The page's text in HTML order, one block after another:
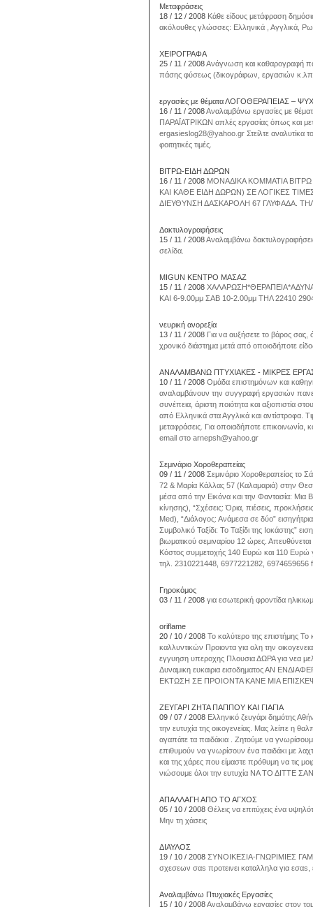
Μεταφράσεις
18 / 12 / 2008 Κάθε είδους μετάφραση
ακόλουθες γλώσσες: Ελληνικά , Αγγλικά,
ΧΕΙΡΟΓΡΑΦΑ
25 / 11 / 2008Ανάγνωση και καθαρογραφή
πάσης φύσεως (δικογράφων, εργασιών
εργασίες με θέματα ΛΟΓΟΘΕΡΑΠΕΙΑΣ –
16 / 11 / 2008Αναλαμβάνω εργασίες με
ΠΑΡΑΪΑΤΡΙΚΩΝ απλές εργασίας όπως και
ergasieslog28@yahoo.gr Στείλτε αναλυτίκα
φοιτητικές τιμές.
ΒΙΤΡΩ-ΕΙΔΗ ΔΩΡΩΝ
16 / 11 / 2008 ΜΟΝΑΔΙΚΑ ΚΟΜΜΑΤΙΑ
ΚΑΙ ΚΑΘΕ ΕΙΔΗ ΔΩΡΩΝ) ΣΕ ΛΟΓΙΚΕΣ
ΔΙΕΥΘΥΝΣΗ ΔΑΣΚΑΡΟΛΗ 67 ΓΛΥΦΑΔΑ.
Δακτυλογραφήσεις
15 / 11 / 2008Αναλαμβάνω
σελίδα.
MIGUN ΚΕΝΤΡΟ ΜΑΣΑΖ
15 / 11 / 2008
ΚΑΙ 6-9.00μμ ΣΑΒ 10-2.00μμ ΤΗΛ 22410
νευρική ανορεξία
13 / 11 / 2008 Για να αυξήσετε το βάρος σας,
χρονικό διάστημα μετά από οποιοδήποτε
ΑΝΑΛΑΜΒΑΝΩ ΠΤΥΧΙΑΚΕΣ - ΜΙΚΡΕΣ
10 / 11 / 2008 Ομάδα επιστημόνων και
αναλαμβάνουν την συγγραφή εργασιών
συνέπεια, άριστη ποιότητα και αξιοπιστία
από Ελληνικά στα Αγγλικά και αντίστροφα.
μεταφράσεις. Για οποιαδήποτε
email στο arnepsh@yahoo.gr
Σεμινάριο Χοροθεραπείας
09 / 11 / 2008 Σεμινάριο Χοροθεραπείας το
72 & Μαρία Κάλλας 57 (Καλαμαριά) στην
μέσα από την Εικόνα και την Φαντασία: Μια
κίνησης), “Σχέσεις: Όρια, πιέσεις,
Med), “Διάλογος: Ανάμεσα σε δύο”
Συμβολικό Ταξίδι: Το Ταξίδι της Ιοκάστης”
βιωματικού σεμιναρίου 12 ώρες.
Κόστος συμμετοχής 140 Ευρώ και 110 Ευρώ
τηλ. 2310221448, 6977221282,
Γηροκόμος
03 / 11 / 2008 για εσωτερική φροντίδα
oriflame
20 / 10 / 2008 Το καλύτερο της επιστήμης Το
καλλυντικών Προιοντα για ολη την
εγγυηση υπεροχης Πλουσια ΔΩΡΑ για νεα
Δυναμικη ευκαιρια εισοδηματος ΑΝ
ΕΚΤΩΣΗ ΣΕ ΠΡΟΙΟΝΤΑ ΚΑΝΕ ΜΙΑ
ΖΕΥΓΑΡΙ ΖΗΤΑ ΠΑΠΠΟΥ ΚΑΙ ΓΙΑΓΙΑ
09 / 07 / 2008 Ελληνικό ζευγάρι δημότης
την ευτυχία της οικογενείας. Μας λείπε η
αγαπάτε τα παιδάκια . Ζητούμε να
επιθυμούν να γνωρίσουν ένα παιδάκι με
και της χάρες που είμαστε πρόθυμη να τις
νιώσουμε όλοι την ευτυχία ΝΑ ΤΟ ΔΙΤΤΕ
ΑΠΑΛΛΑΓΗ ΑΠΟ ΤΟ ΑΓΧΟΣ
05 / 10 / 2008 Θέλεις να επιτύχεις ένα
Μην τη χάσεις
ΔΙΑΥΛΟΣ
19 / 10 / 2008 ΣΥΝΟΙΚΕΣΙΑ-ΓΝΩΡΙΜΙΕΣ
σχεσεων σαs προτεινει καταλληλα για
Αναλαμβάνω Πτυχιακές Εργασίες
15 / 10 / 2008Αναλαμβάνω εργασίες στον